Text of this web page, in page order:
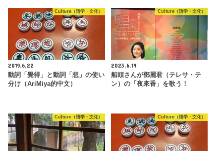
Culture（語学・文化）
2019.6.22
動詞「覺得」と動詞「想」の使い
分け（AriMiya的中文）
Culture（語学・文化）
2023.6.19
船頭さんが鄧麗君（テレサ・テ
ン）の「夜來香」を歌う！
Culture（語学・文化） Culture（語学・文化）